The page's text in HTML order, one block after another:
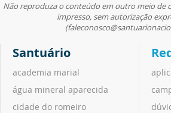
Não reproduza o conteúdo em outro meio de
impresso, sem autorização
Santuário
academia marial
água mineral aparecida
cidade do romeiro